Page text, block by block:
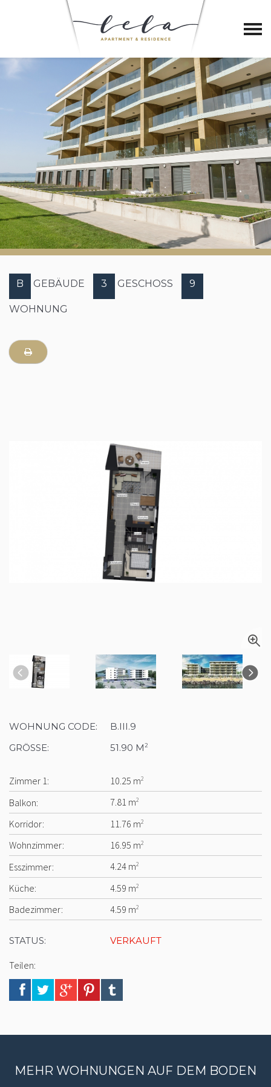
B GEBÄUDE 3 GESCHOSS 9
WOHNUNG
WOHNUNG CODE:
B.III.9
GRÖSSE:
51.90 M2
Zimmer 1: 10.25 m2
Balkon: 7.81 m2
Korridor: 11.76 m2
Wohnzimmer: 16.95 m2
Esszimmer: 4.24 m2
Küche: 4.59 m2
Badezimmer: 4.59 m2
STATUS: VERKAUFT
Teilen:
MEHR WOHNUNGEN AUF DEM BODEN